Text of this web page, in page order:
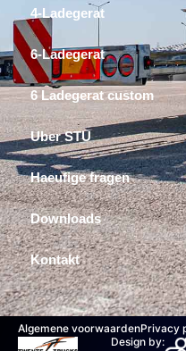
4-Ladegerat
6-Ladegerat
6 Ladegerat custom
Uber STU
Haeufige fragen
Downloads
Kontakt
Algemene voorwaardenPrivacy
Design by: